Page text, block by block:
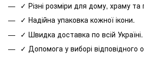
✓ Різні розміри для дому, храму та
✓ Надійна упаковка кожної ікони.
✓ Швидка доставка по всій Україні.
✓ Допомога у виборі відповідного